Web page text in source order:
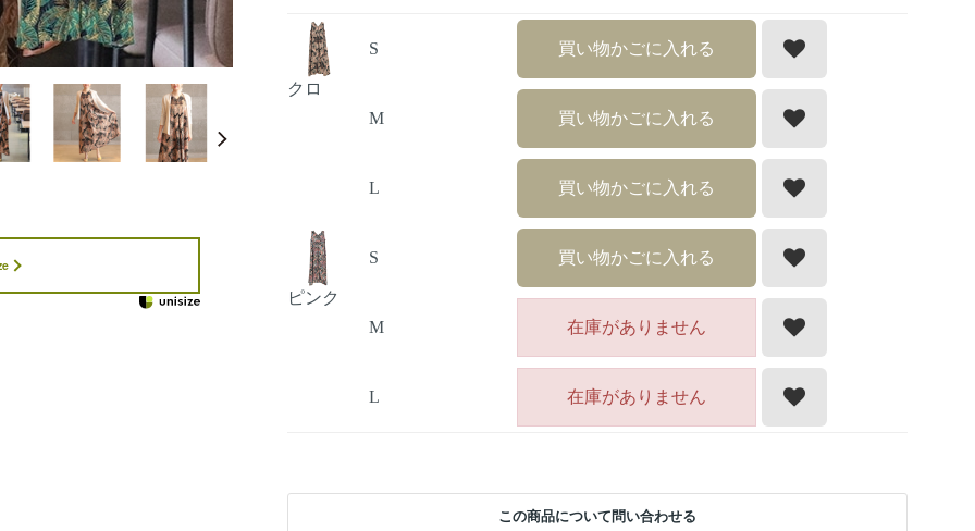
クロ
S 買い物かごに入れる
M 買い物かごに入れる
L 買い物かごに入れる
ピンク
S 買い物かごに入れる
M 在庫がありません
L 在庫がありません
この商品について問い合わせる